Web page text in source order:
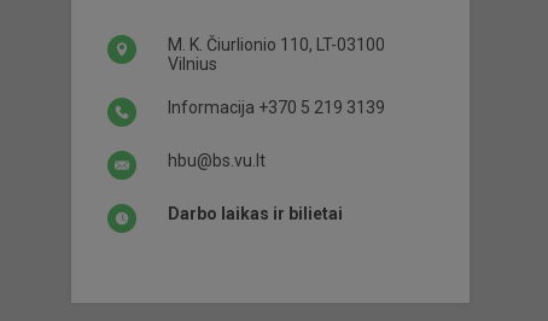
M. K. Čiurlionio 110, LT-03100
Vilnius
Informacija +370 5 219 3139
hbu@bs.vu.lt
Darbo laikas ir bilietai